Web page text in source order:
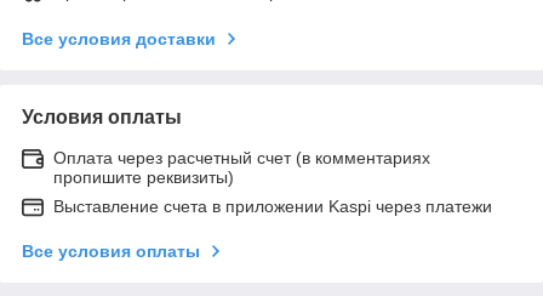
Все условия доставки
Условия оплаты
Оплата через расчетный счет (в комментариях
пропишите реквизиты)
Выставление счета в приложении Kaspi через платежи
Все условия оплаты